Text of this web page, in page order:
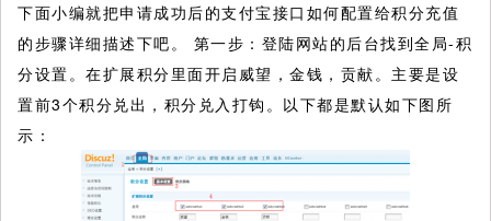
下面小编就把申请成功后的支付宝接口如何配置给积分充值
的步骤详细描述下吧。
第一步：登陆网站的后台找到全局-积
分设置。在扩展积分里面开启威望，金钱，贡献。主要是设
置前3个积分兑出，积分兑入打钩。以下都是默认如下图所
示：